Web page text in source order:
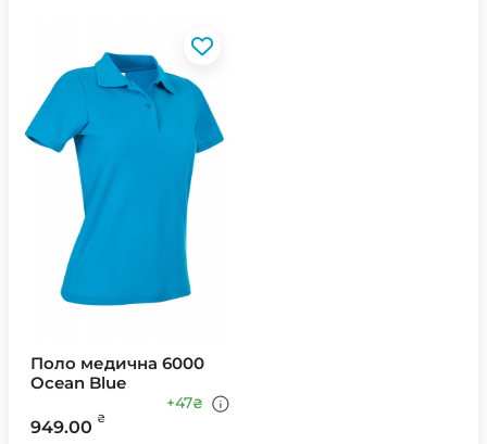
Поло медична 6000
Ocean Blue
949.00 ₴
+47₴